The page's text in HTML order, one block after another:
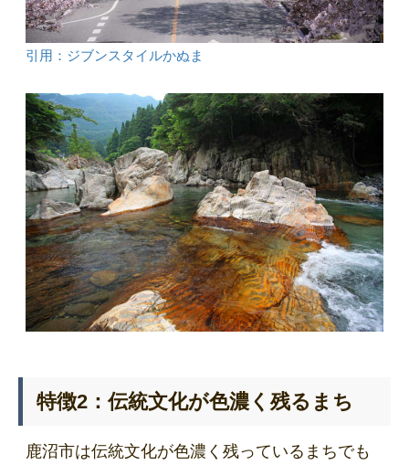
引用：ジブンスタイルかぬま
特徴2：伝統文化が色濃く残るまち
鹿沼市は伝統文化が色濃く残っているまちでも